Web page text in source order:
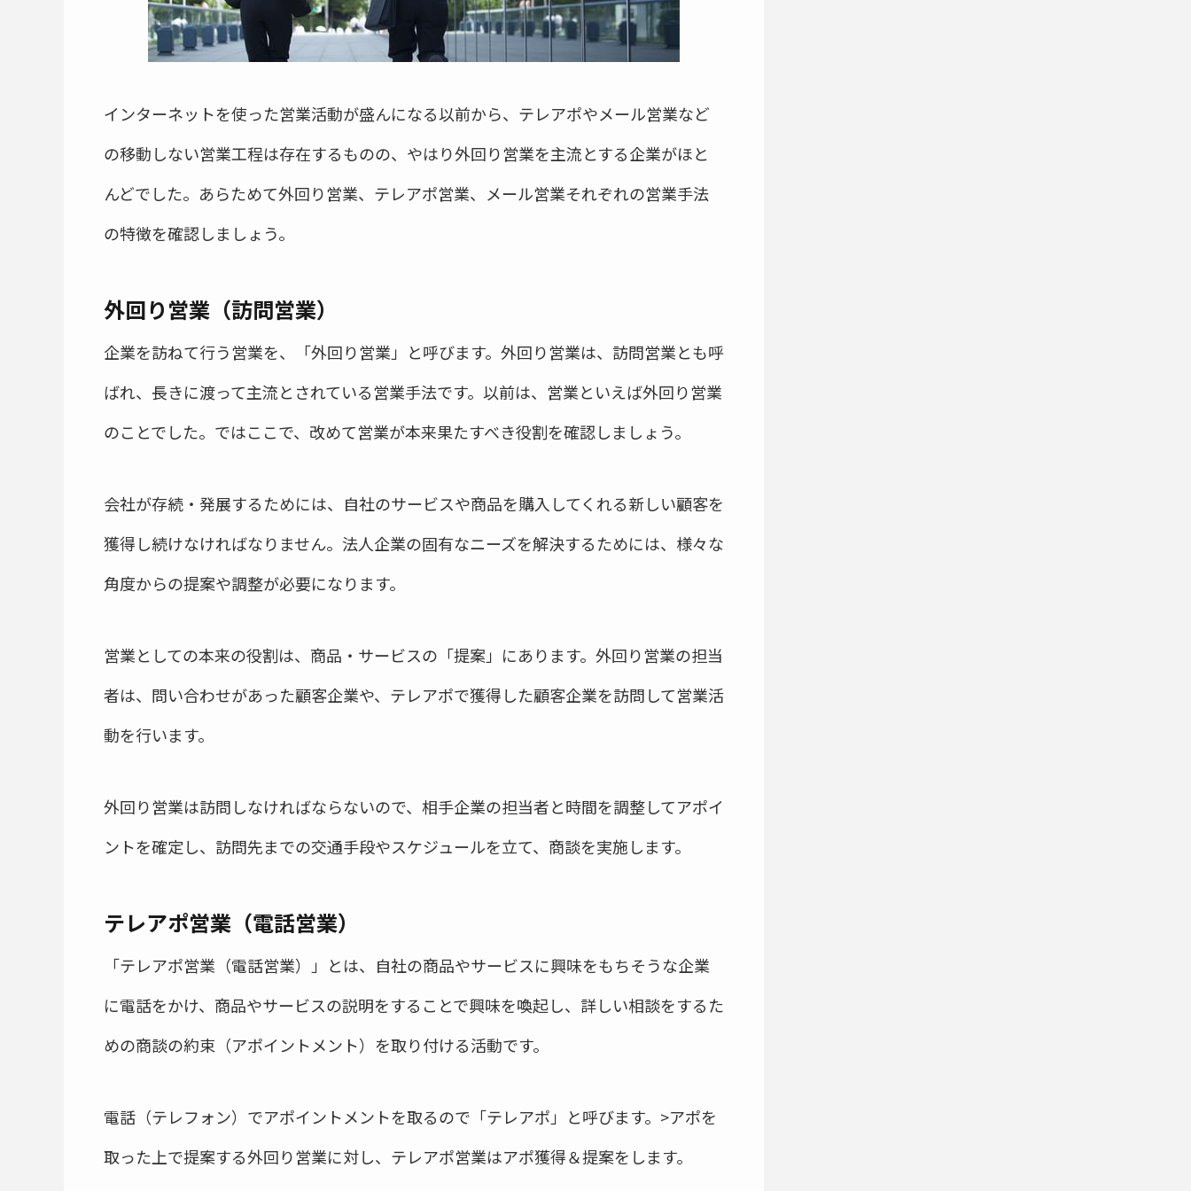
インターネットを使った営業活動が盛んになる以前から、テレアポやメール営業など
の移動しない営業工程は存在するものの、やはり外回り営業を主流とする企業がほと
んどでした。あらためて外回り営業、テレアポ営業、メール営業それぞれの営業手法
の特徴を確認しましょう。
外回り営業（訪問営業）
企業を訪ねて行う営業を、「外回り営業」と呼びます。外回り営業は、訪問営業とも呼
ばれ、長きに渡って主流とされている営業手法です。以前は、営業といえば外回り営業
のことでした。ではここで、改めて営業が本来果たすべき役割を確認しましょう。
会社が存続・発展するためには、自社のサービスや商品を購入してくれる新しい顧客を
獲得し続けなければなりません。法人企業の固有なニーズを解決するためには、様々な
角度からの提案や調整が必要になります。
営業としての本来の役割は、商品・サービスの「提案」にあります。外回り営業の担当
者は、問い合わせがあった顧客企業や、テレアポで獲得した顧客企業を訪問して営業活
動を行います。
外回り営業は訪問しなければならないので、相手企業の担当者と時間を調整してアポイ
ントを確定し、訪問先までの交通手段やスケジュールを立て、商談を実施します。
テレアポ営業（電話営業）
「テレアポ営業（電話営業）」とは、自社の商品やサービスに興味をもちそうな企業
に電話をかけ、商品やサービスの説明をすることで興味を喚起し、詳しい相談をするた
めの商談の約束（アポイントメント）を取り付ける活動です。
電話（テレフォン）でアポイントメントを取るので「テレアポ」と呼びます。>アポを
取った上で提案する外回り営業に対し、テレアポ営業はアポ獲得＆提案をします。